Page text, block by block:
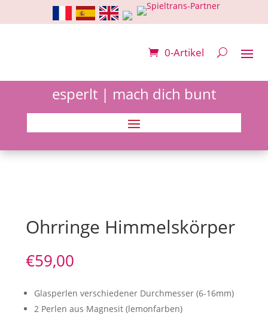
0-Artikel
esperlt | mach dich bunt
Ohrringe Himmelskörper
€59,00
Glasperlen verschiedener Durchmesser (6-16mm)
2 Perlen aus Magnesit (lemonfarben)